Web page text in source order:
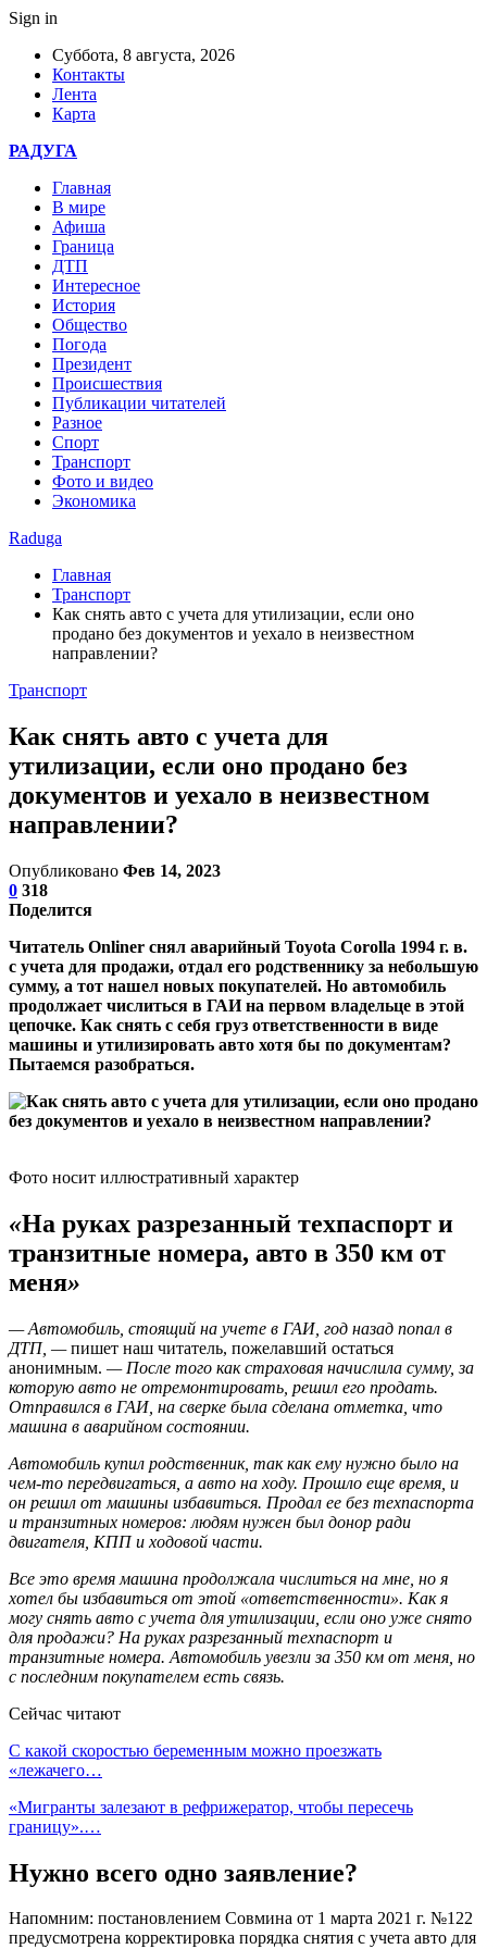
Sign in
Суббота, 8 августа, 2026
Контакты
Лента
Карта
РАДУГА
Главная
В мире
Афиша
Граница
ДТП
Интересное
История
Общество
Погода
Президент
Происшествия
Публикации читателей
Разное
Спорт
Транспорт
Фото и видео
Экономика
Raduga
Главная
Транспорт
Как снять авто с учета для утилизации, если оно
продано без документов и уехало в неизвестном
направлении?
Транспорт
Как снять авто с учета для
утилизации, если оно продано без
документов и уехало в неизвестном
направлении?
Опубликовано Фев 14, 2023
0 318
Поделится
Читатель Onliner снял аварийный Toyota Corolla 1994 г. в.
с учета для продажи, отдал его родственнику за небольшую
сумму, а тот нашел новых покупателей. Но автомобиль
продолжает числиться в ГАИ на первом владельце в этой
цепочке. Как снять с себя груз ответственности в виде
машины и утилизировать авто хотя бы по документам?
Пытаемся разобраться.
Фото носит иллюстративный характер
«На руках разрезанный техпаспорт и
транзитные номера, авто в 350 км от
меня»
— Автомобиль, стоящий на учете в ГАИ, год назад попал в
ДТП, —пишет наш читатель, пожелавший остаться
анонимным. — После того как страховая начислила сумму, за
которую авто не отремонтировать, решил его продать.
Отправился в ГАИ, на сверке была сделана отметка, что
машина в аварийном состоянии.
Автомобиль купил родственник, так как ему нужно было на
чем-то передвигаться, а авто на ходу. Прошло еще время, и
он решил от машины избавиться. Продал ее без техпаспорта
и транзитных номеров: людям нужен был донор ради
двигателя, КПП и ходовой части.
Все это время машина продолжала числиться на мне, но я
хотел бы избавиться от этой «ответственности». Как я
могу снять авто с учета для утилизации, если оно уже снято
для продажи? На руках разрезанный техпаспорт и
транзитные номера. Автомобиль увезли за 350 км от меня, но
с последним покупателем есть связь.
Сейчас читают
С какой скоростью беременным можно проезжать
«лежачего…
«Мигранты залезают в рефрижератор, чтобы пересечь
границу».…
Нужно всего одно заявление?
Напомним: постановлением Совмина от 1 марта 2021 г. №122
предусмотрена корректировка порядка снятия с учета авто для